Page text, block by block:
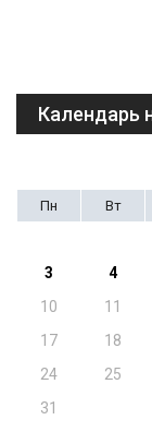
Календарь
Пн
Вт
3
4
10
11
17
18
24
25
31